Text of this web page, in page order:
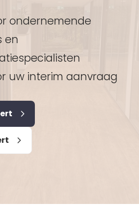
ondernemende
en
uw interim aanvraag